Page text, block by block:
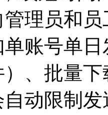
理员和
账号单
、批量
动限制